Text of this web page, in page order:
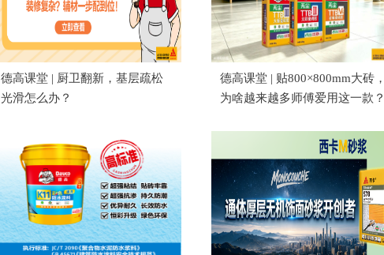
德高课堂 | 厨卫翻新，基层疏松
光滑怎么办？
德高课堂 | 贴800×800mm大砖，
为啥越来越多师傅爱用这一款？